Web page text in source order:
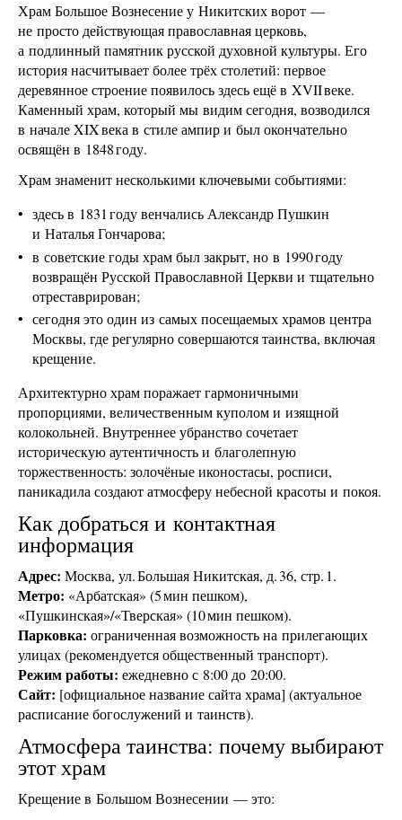
Храм Большое Вознесение у Никитских ворот —
не просто действующая православная церковь,
а подлинный памятник русской духовной культуры. Его
история насчитывает более трёх столетий: первое
деревянное строение появилось здесь ещё в XVII веке.
Каменный храм, который мы видим сегодня, возводился
в начале XIX века в стиле ампир и был окончательно
освящён в 1848 году.
Храм знаменит несколькими ключевыми событиями:
здесь в 1831 году венчались Александр Пушкин
и Наталья Гончарова;
в советские годы храм был закрыт, но в 1990 году
возвращён Русской Православной Церкви и тщательно
отреставрирован;
сегодня это один из самых посещаемых храмов центра
Москвы, где регулярно совершаются таинства, включая
крещение.
Архитектурно храм поражает гармоничными
пропорциями, величественным куполом и изящной
колокольней. Внутреннее убранство сочетает
историческую аутентичность и благолепную
торжественность: золочёные иконостасы, росписи,
паникадила создают атмосферу небесной красоты и покоя.
Как добраться и контактная
информация
Адрес: Москва, ул. Большая Никитская, д. 36, стр. 1.
Метро: «Арбатская» (5 мин пешком),
«Пушкинская»/«Тверская» (10 мин пешком).
Парковка: ограниченная возможность на прилегающих
улицах (рекомендуется общественный транспорт).
Режим работы: ежедневно с 8:00 до 20:00.
Сайт: [официальное название сайта храма] (актуальное
расписание богослужений и таинств).
Атмосфера таинства: почему выбирают
этот храм
Крещение в Большом Вознесении — это: